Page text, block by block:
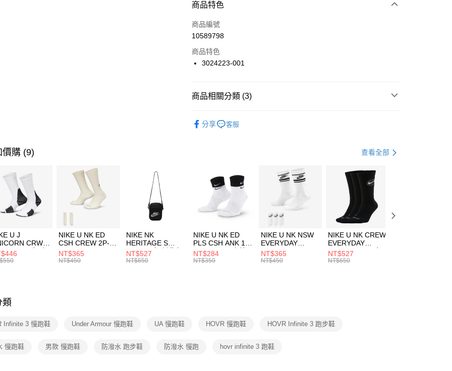
合作金庫商業銀行
華南商業銀行
上海商業儲蓄銀行
國泰世華商業銀行
聯邦商業銀行
台新國際商業銀行
LINE Pay
Apple Pay
【關於「AFTEE先享後付」】
３．安心：先確認商品／服務後，再付款。
【「AFTEE先享後付」結帳流程】
１．於結帳方式選擇「AFTEE先享後付」後，將跳轉至「AFTEE先享後
付」結帳頁面，進行簡訊認證並確認金額後，即可完成結帳。
２．訂單成立數日內，您將收到繳費通知簡訊。
３．收到繳費通知簡訊後14天內，點擊此簡訊中的連結，可透過四大超商
／ATM／網路銀行／等多元方式進行付款，方視為交易完成。
※ 請注意：結帳手續完成當下不需立刻繳費，但若您需要取消訂單，請聯
絡購買商品的店家。未經商家同意取消之訂單仍視為有效，需透過AFTEE
先享後付繳納相關費用。
１．透過由恩沛科技股份有限公司提供之「AFTEE先享後付」服務完成之
交易，需依本服務之必要範圍內提供個人資料，並將交易相關給付款項請
２．關於個人資料處理事宜，請瀏覽以下網址：
每筆NT$100，滿NT$1,500(含以上)免運費
每筆NT$100，滿NT$1,500(含以上)免運費
付款後門市自取
每筆NT$100，滿NT$1,500(含以上)免運費
商品特色
商品編號
10589798
商品特色
3024223-001
商品相關分類 (3)
分享 客服
價購 (9) 查看全部
U J
CRW
-160 男女 中
FZ3393100
NIKE U NK ED
CSH CREW 2P-
144 EMBRDY 男
女 短統襪
NT$365
NT$450
NIKE NK
HERITAGE S
SMIT 男女 側背包
BA5871010
NT$527
NT$650
NIKE U NK ED
PLS CSH ANK 1P
144 DBL 男 中統
襪 DH4058104
NT$284
NT$350
NIKE U NK NSW
EVERYDAY
ESSENTIAL CR
男女 短統襪
NT$365
NT$450
NIKE U NK CREW
EVERYDAY
BBALL 3PR 男女
長統襪
NT$527
NT$650
類
Infinite 3 慢跑鞋 Under Armour 慢跑鞋 UA 慢跑鞋 HOVR 慢跑鞋 HOVR Infinite 3 跑步鞋
慢跑鞋 男款 慢跑鞋 防潑水 跑步鞋 防潑水 慢跑 hovr infinite 3 跑鞋